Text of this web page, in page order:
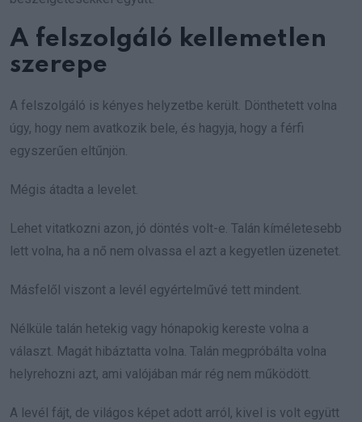
A felszolgáló kellemetlen
szerepe
A felszolgáló is kényes helyzetbe került. Dönthetett volna
úgy, hogy nem avatkozik bele, és hagyja, hogy a férfi
egyszerűen eltűnjön.
Mégis átadta a levelet.
Lehet vitatkozni azon, jó döntés volt-e. Talán kíméletesebb
lett volna, ha a nő nem olvassa el azt a kegyetlen üzenetet.
Másfelől viszont a levél egyértelművé tett mindent.
Nélküle talán hetekig vagy hónapokig kereste volna a
választ. Magát hibáztatta volna. Talán megpróbálta volna
helyrehozni azt, ami valójában már rég nem működött.
A levél fájt, de világos képet adott arról, kivel is volt együtt